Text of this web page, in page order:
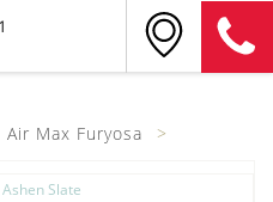
Air Max Furyosa